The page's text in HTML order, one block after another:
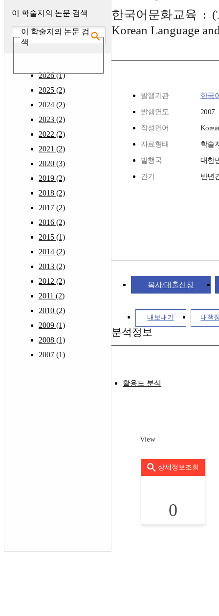
이 학술지의 논문 검색
이 학술지의 논문 검
색
2026 (1)
2025 (2)
2024 (2)
2023 (2)
2022 (2)
2021 (2)
2020 (3)
2019 (2)
2018 (2)
2017 (2)
2016 (2)
2015 (1)
2014 (2)
2013 (2)
2012 (2)
2011 (2)
2010 (2)
2009 (1)
2008 (1)
2007 (1)
한국어문화교육 :
Korean Language
발행기관 한국
발행연도 2007
작성언어
자료형태 학술
발행국 대한
간기 반년
복사/대출신청
내보내기 내책
분석정보
활용도 분석
View
상세정보조회
0